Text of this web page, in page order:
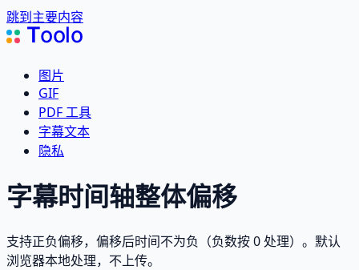
跳到主要内容
Toolo
图片
GIF
PDF 工具
字幕文本
隐私
字幕时间轴整体偏移
支持正负偏移，偏移后时间不为负（负数按 0 处理）。默认
浏览器本地处理，不上传。